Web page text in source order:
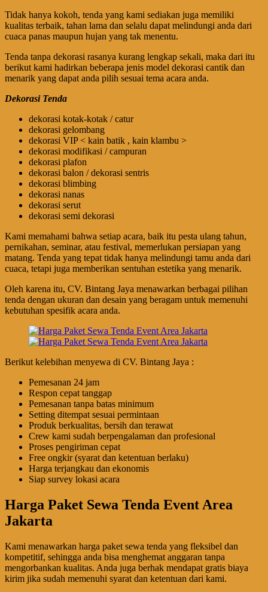
Tidak hanya kokoh, tenda yang kami sediakan juga memiliki
kualitas terbaik, tahan lama dan selalu dapat melindungi anda dari
cuaca panas maupun hujan yang tak menentu.
Tenda tanpa dekorasi rasanya kurang lengkap sekali, maka dari itu
berikut kami hadirkan beberapa jenis model dekorasi cantik dan
menarik yang dapat anda pilih sesuai tema acara anda.
Dekorasi Tenda
dekorasi kotak-kotak / catur
dekorasi gelombang
dekorasi VIP < kain batik , kain klambu >
dekorasi modifikasi / campuran
dekorasi plafon
dekorasi balon / dekorasi sentris
dekorasi blimbing
dekorasi nanas
dekorasi serut
dekorasi semi dekorasi
Kami memahami bahwa setiap acara, baik itu pesta ulang tahun,
pernikahan, seminar, atau festival, memerlukan persiapan yang
matang. Tenda yang tepat tidak hanya melindungi tamu anda dari
cuaca, tetapi juga memberikan sentuhan estetika yang menarik.
Oleh karena itu, CV. Bintang Jaya menawarkan berbagai pilihan
tenda dengan ukuran dan desain yang beragam untuk memenuhi
kebutuhan spesifik acara anda.
Berikut kelebihan menyewa di CV. Bintang Jaya :
Pemesanan 24 jam
Respon cepat tanggap
Pemesanan tanpa batas minimum
Setting ditempat sesuai permintaan
Produk berkualitas, bersih dan terawat
Crew kami sudah berpengalaman dan profesional
Proses pengiriman cepat
Free ongkir (syarat dan ketentuan berlaku)
Harga terjangkau dan ekonomis
Siap survey lokasi acara
Harga Paket Sewa Tenda Event Area
Jakarta
Kami menawarkan harga paket sewa tenda yang fleksibel dan
kompetitif, sehingga anda bisa menghemat anggaran tanpa
mengorbankan kualitas. Anda juga berhak mendapat gratis biaya
kirim jika sudah memenuhi syarat dan ketentuan dari kami.